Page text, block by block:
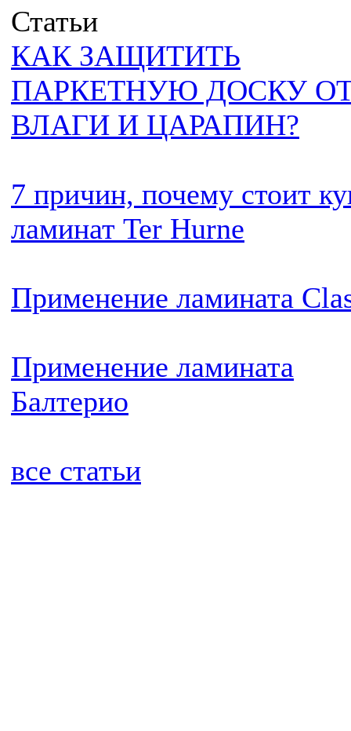
Статьи
КАК ЗАЩИТИТЬ
ПАРКЕТНУЮ ДОСКУ
ВЛАГИ И ЦАРАПИН?
7 причин, почему стоит
ламинат Ter Hurne
Применение ламината
Применение ламината
Балтерио
все статьи